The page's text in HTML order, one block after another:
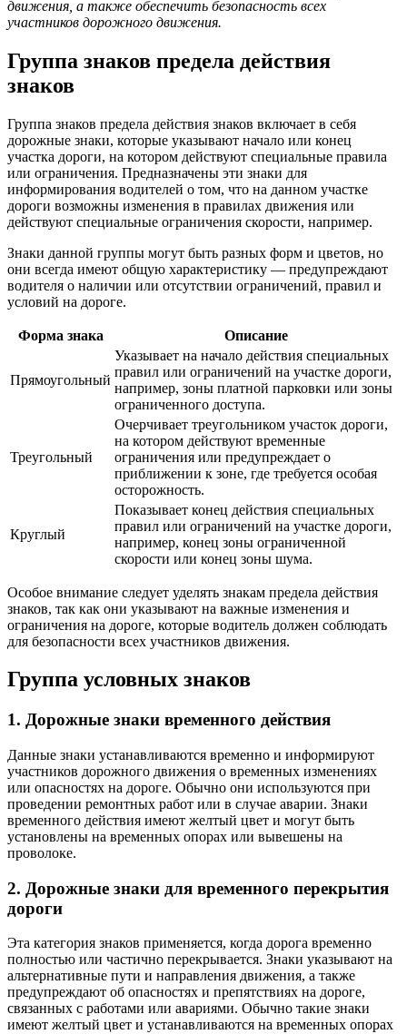
движения, а также обеспечить безопасность всех
участников дорожного движения.
Группа знаков предела действия
знаков
Группа знаков предела действия знаков включает в себя
дорожные знаки, которые указывают начало или конец
участка дороги, на котором действуют специальные правила
или ограничения. Предназначены эти знаки для
информирования водителей о том, что на данном участке
дороги возможны изменения в правилах движения или
действуют специальные ограничения скорости, например.
Знаки данной группы могут быть разных форм и цветов, но
они всегда имеют общую характеристику — предупреждают
водителя о наличии или отсутствии ограничений, правил и
условий на дороге.
Форма знака Описание
Прямоугольный
Указывает на начало действия специальных
правил или ограничений на участке дороги,
например, зоны платной парковки или зоны
ограниченного доступа.
Треугольный
Очерчивает треугольником участок дороги,
на котором действуют временные
ограничения или предупреждает о
приближении к зоне, где требуется особая
осторожность.
Круглый
Показывает конец действия специальных
правил или ограничений на участке дороги,
например, конец зоны ограниченной
скорости или конец зоны шума.
Особое внимание следует уделять знакам предела действия
знаков, так как они указывают на важные изменения и
ограничения на дороге, которые водитель должен соблюдать
для безопасности всех участников движения.
Группа условных знаков
1. Дорожные знаки временного действия
Данные знаки устанавливаются временно и информируют
участников дорожного движения о временных изменениях
или опасностях на дороге. Обычно они используются при
проведении ремонтных работ или в случае аварии. Знаки
временного действия имеют желтый цвет и могут быть
установлены на временных опорах или вывешены на
проволоке.
2. Дорожные знаки для временного перекрытия
дороги
Эта категория знаков применяется, когда дорога временно
полностью или частично перекрывается. Знаки указывают на
альтернативные пути и направления движения, а также
предупреждают об опасностях и препятствиях на дороге,
связанных с работами или авариями. Обычно такие знаки
имеют желтый цвет и устанавливаются на временных опорах